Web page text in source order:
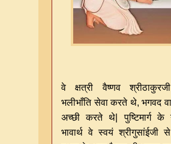
वे क्षत्री वैष्णव
भलीभाँति सेवा करते थे,भगवद
अच्छी करते थे |पुष्टिमार्ग
भावार्थ वे स्वयं